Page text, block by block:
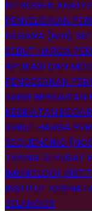
NITROGEN
PENYELIDIKAN
NEGARA (NIH),
SEBUT HARGA
APLIKASI DAN
PENGESANAN
YANG BERKAITAN
KESIHATAN
SEBUT HARGA
SEQUENCING
TYPING DI PUSAT
IMUNOLOGI,
INSTITUT
SELANGOR